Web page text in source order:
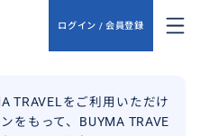
ログイン / 会員登録
TRAVELをご利用いただけ
をもって、BUYMA TRAVE